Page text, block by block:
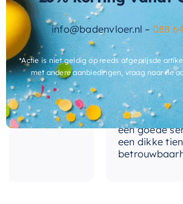
werd goed
oplossing!
Ik kan
Het contact
de telefoon en
geadviseerd
goed
alles voor mijn
prijzen bij bad
een goede
een dikke tien
info@badenvloer.nl – 088
*Actie is niet geldig op reeds afgeprijsde
met andere aanbiedingen, vraag naar de